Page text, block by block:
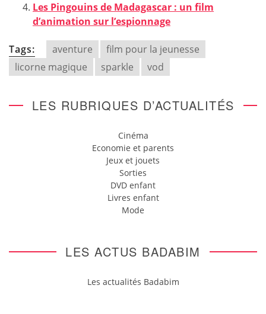
Les Pingouins de Madagascar : un film
d’animation sur l’espionnage
Tags: aventure
film pour la jeunesse
licorne magique
sparkle vod
LES RUBRIQUES D’ACTUALITÉS
Cinéma
Economie et parents
Jeux et jouets
Sorties
DVD enfant
Livres enfant
Mode
LES ACTUS BADABIM
Les actualités Badabim